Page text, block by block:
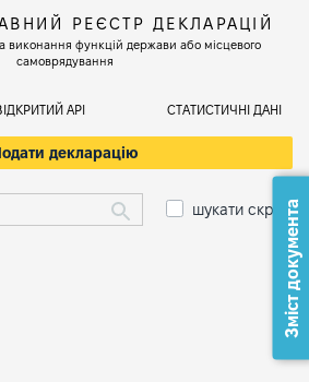
РЕЄСТР ДЕКЛАРАЦІЙ
виконання функцій держави або місцевого
самоврядування
АРІ СТАТИСТИЧНІ ДАНІ
декларацію
шукати скрізьЗміст документа